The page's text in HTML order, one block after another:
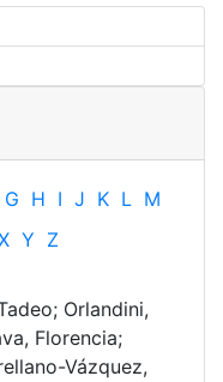
G H I J K L M
Y Z
Orlandini,
Florencia;
Vázquez,